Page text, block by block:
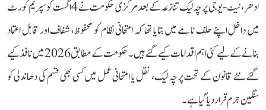
ادھر، نیٹ-یو جی پرچہ لیک تنازعہ کے بعد مرکزی حکومت نے 4 اگست کو سپریم کورٹ
میں داخل اپنے حلف نامے میں بتایا تھا کہ امتحانی نظام کو محفوظ، شفاف اور قابل اعتماد
بنانے کے لیے کئی اہم اقدامات کیے گئے ہیں۔ حکومت کے مطابق 2026 میں نافذ کیے
گئے نئے قانون کے تحت پرچہ لیک، نقل یا امتحانی عمل میں کسی بھی قسم کی دھاندلی کو
سنگین جرم قرار دیا گیا ہے۔